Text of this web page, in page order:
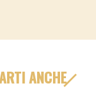
ANCHE